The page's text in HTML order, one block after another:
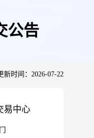
公告
新时间：2026-07-22
易中心